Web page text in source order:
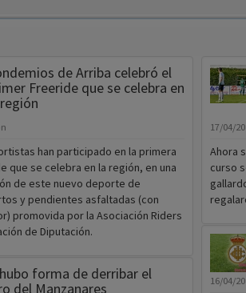
de Arriba celebró el
Freeride que se celebra en
han participado en la primera
que se celebra en la región, en una
de este nuevo deporte de
y pendientes asfaltadas (con
promovida por la Asociación Riders
de Diputación.
forma de derribar el
del Manzanares
17/04/
Ahora
curso
16/04/